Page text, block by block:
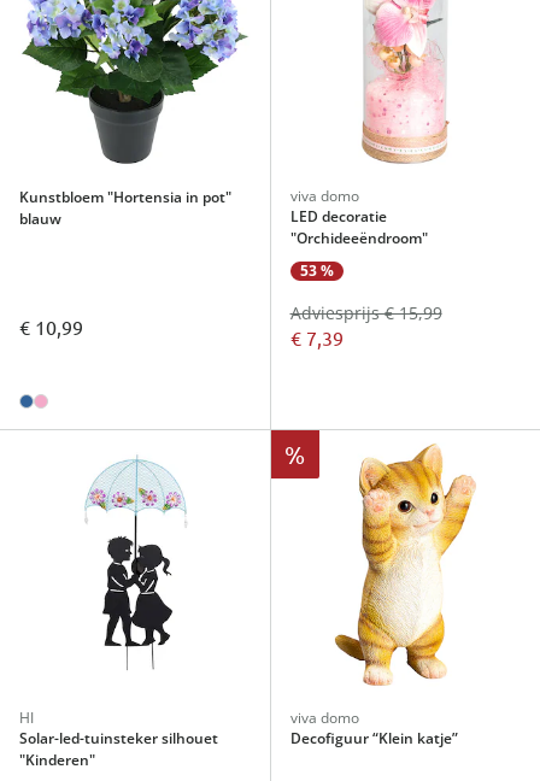
Kunstbloem "Hortensia in pot"
blauw
€ 10,99
viva domo
LED decoratie
"Orchideeëndroom"
53 %
€ 7,39
Adviesprijs € 15,99
HI
Solar-led-tuinsteker silhouet
"Kinderen"
%
viva domo
Decofiguur “Klein katje”